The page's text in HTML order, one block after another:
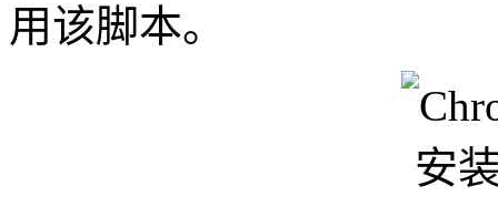
用该脚本。